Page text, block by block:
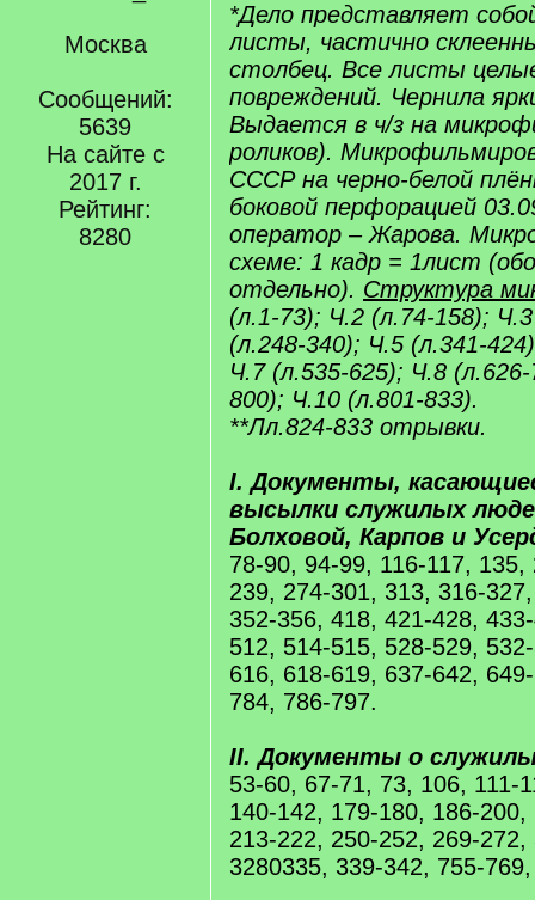
Москва
Сообщений:
5639
На сайте с
2017 г.
Рейтинг:
8280
*Дело представляет
листы, частично
столбец. Все листы
повреждений. Чернила
Выдается в ч/з на
роликов).
СССР на черно-белой
боковой перфорацией
оператор – Жарова.
схеме: 1 кадр = 1лист
отдельно). Структура
(л.1-73); Ч.2 (л.74-158);
(л.248-340); Ч.5 (л.341-
Ч.7 (л.535-625); Ч.8
800); Ч.10 (л.801-833).
**Лл.824-833 отрывки.
I. Документы,
высылки служилых
Болховой, Карпов и
78-90, 94-99, 116-117,
239, 274-301, 313, 316-
352-356, 418, 421-428,
512, 514-515, 528-529,
616, 618-619, 637-642,
784, 786-797.
II. Документы о
53-60, 67-71, 73, 106, 111-
140-142, 179-180, 186-
213-222, 250-252, 269-
3280335, 339-342, 755-